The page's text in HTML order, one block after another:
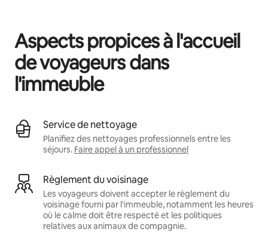
Aspects propices à l'accueil
de voyageurs dans
l'immeuble
Service de nettoyage
Planifiez des nettoyages professionnels entre les
séjours. Faire appel à un professionnel
Règlement du voisinage
Les voyageurs doivent accepter le règlement du
voisinage fourni par l'immeuble, notamment les heures
où le calme doit être respecté et les politiques
relatives aux animaux de compagnie.